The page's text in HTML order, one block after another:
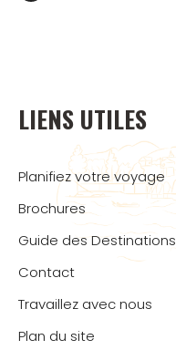
LIENS UTILES
Planifiez votre voyage
Brochures
Guide des Destinations
Contact
Travaillez avec nous
Plan du site